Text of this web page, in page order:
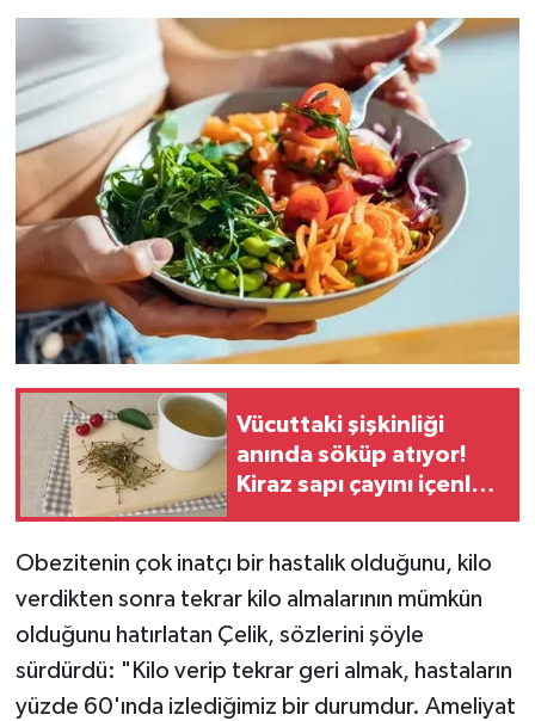
Vücuttaki şişkinliği
anında söküp atıyor!
Kiraz sapı çayını içenler
Obezitenin çok inatçı bir hastalık olduğunu, kilo
verdikten sonra tekrar kilo almalarının mümkün
olduğunu hatırlatan Çelik, sözlerini şöyle
sürdürdü: "Kilo verip tekrar geri almak, hastaların
yüzde 60'ında izlediğimiz bir durumdur. Ameliyat